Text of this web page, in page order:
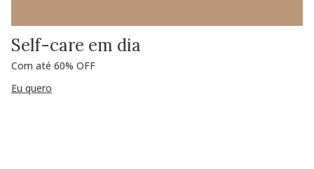
Self-care em dia
Com até 60% OFF
Eu quero